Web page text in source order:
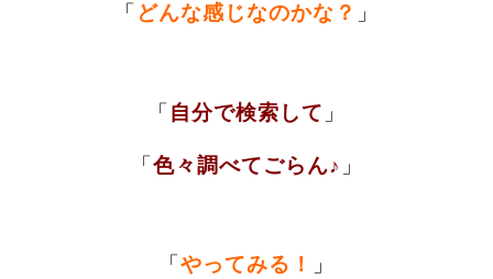
「 どんな感じなのかな？ 」
「 自分で検索して 」
「色々調べてごらん♪ 」
「 やってみる！ 」